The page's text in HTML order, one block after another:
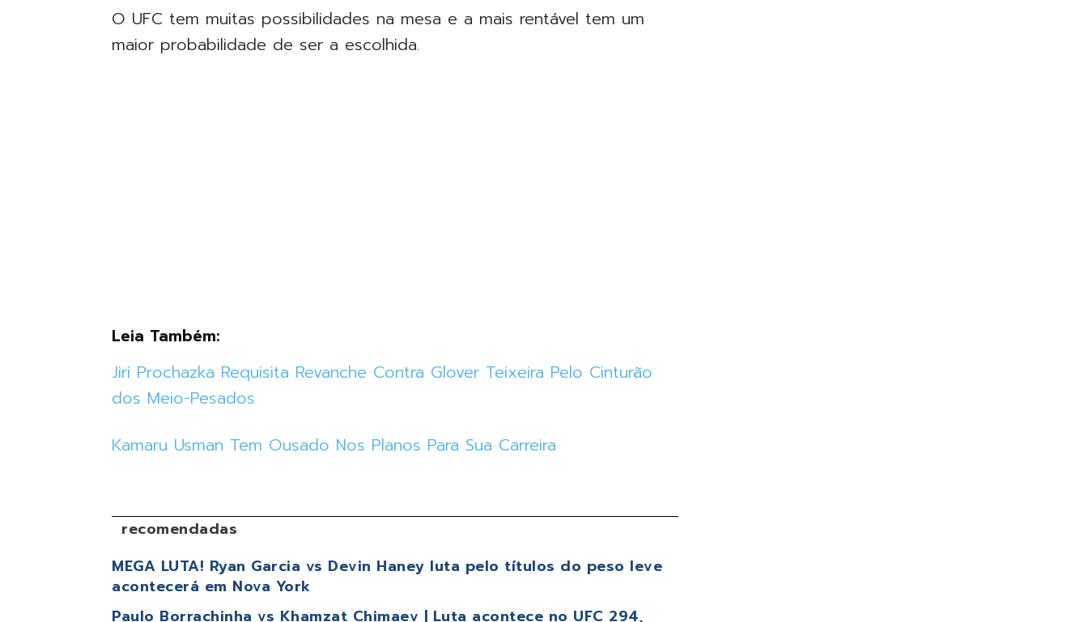
O UFC tem muitas possibilidades na mesa e a mais rentável tem um
maior probabilidade de ser a escolhida.
Leia Também:
Jiri Prochazka Requisita Revanche Contra Glover Teixeira Pelo Cinturão
dos Meio-Pesados
Kamaru Usman Tem Ousado Nos Planos Para Sua Carreira
recomendadas
MEGA LUTA! Ryan Garcia vs Devin Haney luta pelo títulos do peso leve
acontecerá em Nova York
Paulo Borrachinha vs Khamzat Chimaev | Luta acontece no UFC 294,